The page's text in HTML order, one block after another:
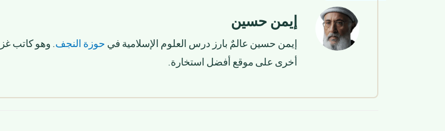
إيمن حسين
إيمن حسين عالمٌ بارز درس العلوم الإسلامية في حوزة النجف. وهو كاتب
أخرى على موقع أفضل استخارة.